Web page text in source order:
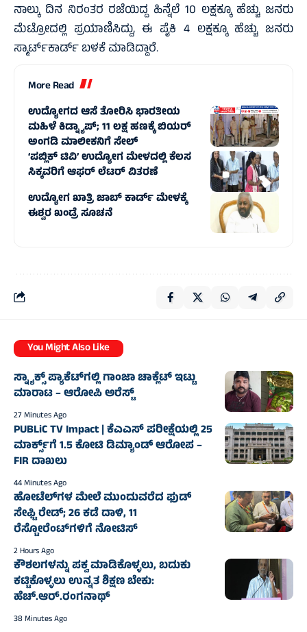
ನಾಲ್ಕು ದಿನ ನಿರಂತರ ರಜೆಯಿದ್ದ ಹಿನ್ನೆಲೆ 10 ಲಕ್ಷಕ್ಕೂ ಹೆಚ್ಚು ಜನರು
ಮೆಟ್ರೋದಲ್ಲಿ ಪ್ರಯಾಣಿಸಿದ್ದು, ಈ ಪೈಕಿ 4 ಲಕ್ಷಕ್ಕೂ ಹೆಚ್ಚು ಜನರು
ಸ್ಮಾರ್ಟ್‌ಕಾರ್ಡ್‌ ಬಳಕೆ ಮಾಡಿದ್ದಾರೆ.
More Read
ಉದ್ಯೋಗದ ಆಸೆ ತೋರಿಸಿ ಭಾರತೀಯ
ಮಹಿಳೆ ಕಿಡ್ನ್ಯಾಪ್; 11 ಲಕ್ಷ ಹಣಕ್ಕೆ ಬಿಯರ್
ಅಂಗಡಿ ಮಾಲೀಕನಿಗೆ ಸೇಲ್
‘ಪಬ್ಲಿಕ್ ಟಿವಿ’ ಉದ್ಯೋಗ ಮೇಳದಲ್ಲಿ ಕೆಲಸ
ಸಿಕ್ಕವರಿಗೆ ಆಫರ್ ಲೆಟರ್ ವಿತರಣೆ
ಉದ್ಯೋಗ ಖಾತ್ರಿ ಜಾಬ್ ಕಾರ್ಡ್ ಮೇಳಕ್ಕೆ
ಈಶ್ವರ ಖಂಡ್ರೆ ಸೂಚನೆ
You Might Also Like
ಸ್ನ್ಯಾಕ್ಸ್ ಪ್ಯಾಕೆಟ್‌ಗಲ್ಲಿ ಗಾಂಜಾ ಚಾಕ್ಲೆಟ್ ಇಟ್ಟು
ಮಾರಾಟ – ಆರೋಪಿ ಅರೆಸ್ಟ್
27 Minutes Ago
PUBLiC TV Impact | ಕೆಎಎಸ್ ಪರೀಕ್ಷೆಯಲ್ಲಿ 25
ಮಾರ್ಕ್ಸ್‌ಗೆ 1.5 ಕೋಟಿ ಡಿಮ್ಯಾಂಡ್ ಆರೋಪ –
FIR ದಾಖಲು
44 Minutes Ago
ಹೋಟೆಲ್‌ಗಳ ಮೇಲೆ ಮುಂದುವರೆದ ಫುಡ್
ಸೇಫ್ಟಿ ರೇಡ್; 26 ಕಡೆ ದಾಳಿ, 11
ರೆಸ್ಟೋರೆಂಟ್‌ಗಳಿಗೆ ನೋಟಿಸ್
2 Hours Ago
ಕೌಶಲಗಳನ್ನು ಪಕ್ವ ಮಾಡಿಕೊಳ್ಳಲು, ಬದುಕು
ಕಟ್ಟಿಕೊಳ್ಳಲು ಉನ್ನತ ಶಿಕ್ಷಣ ಬೇಕು:
ಹೆಚ್.ಆರ್.ರಂಗನಾಥ್
38 Minutes Ago